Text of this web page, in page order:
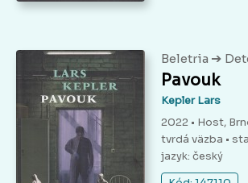
Beletria ➔
Pavouk
Kepler Lars
2022 • Host,
tvrdá väzba •
jazyk: český